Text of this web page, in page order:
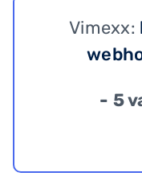
Vimexx:
- 5